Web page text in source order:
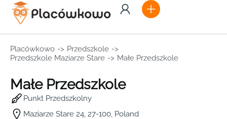
Placówkowo -> Przedszkole ->
Przedszkole Maziarze Stare -> Małe Przedszkole
Małe Przedszkole
Punkt Przedszkolny
Maziarze Stare 24, 27-100, Poland